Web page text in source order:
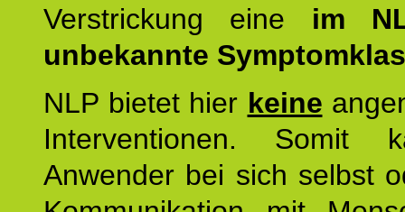
Verstrickung eine im
unbekannte
NLP bietet hier keine
Interventionen. Somit
Anwender bei sich selbst